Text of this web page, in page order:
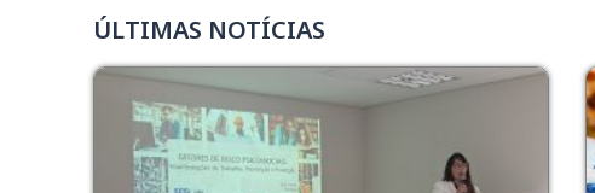
ÚLTIMAS NOTÍCIAS